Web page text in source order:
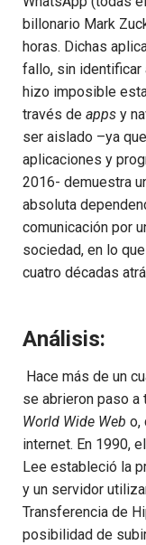
billonario Mark
horas. Dichas
fallo, sin identificar
hizo imposible
través de apps y
ser aislado –ya
aplicaciones y
2016- demuestra
absoluta
comunicación por
sociedad, en lo
cuatro décadas
Análisis:
Hace más de un
se abrieron paso a
World Wide Web o,
internet. En 1990,
Lee estableció la
y un servidor
Transferencia de
posibilidad de